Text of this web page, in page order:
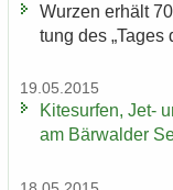
Wur­zen er­hält
tung des „Tages
19.05.2015
Ki­te­sur­fen, Jet-
am Bär­wal­der